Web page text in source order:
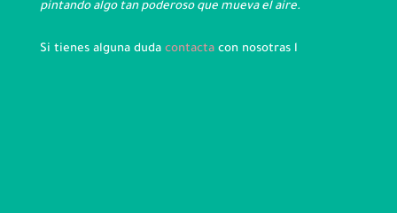
pintando algo tan poderoso que mueva el aire.
Si tienes alguna duda contacta con nosotras l